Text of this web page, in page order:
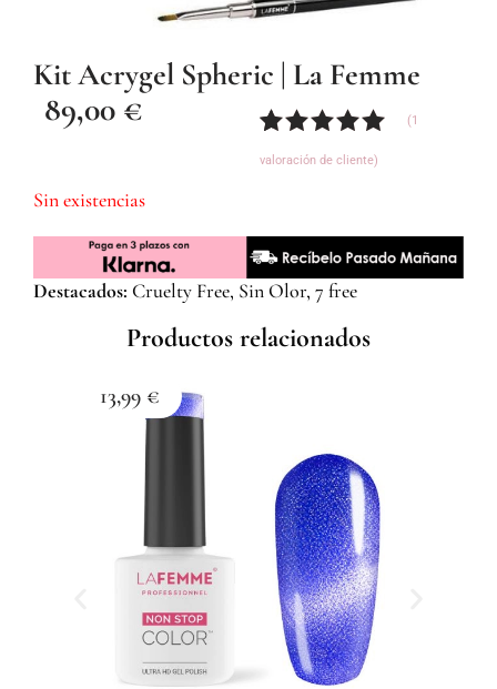
Kit Acrygel Spheric | La Femme
89,00 €
Valorado
1
valoración
de un
cliente
(1
valoración de cliente)
Sin existencias
Destacados: Cruelty Free, Sin Olor, 7 free
Productos relacionados
13,99 €